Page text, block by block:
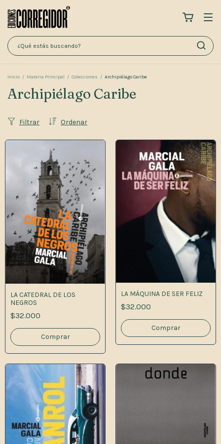
Inicio / Materia Principal / Colecciones / Archipiélago Caribe
Archipiélago Caribe
Ordenar
Filtrar
LA CATEDRAL DE LOS
NEGROS
$32.000
LA MÁQUINA DE SER FELIZ
$32.000